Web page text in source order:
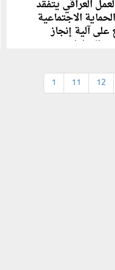
العراقي يتفقَّد
الاجتماعية
آلية إنجاز
المواطنين
1 11 12